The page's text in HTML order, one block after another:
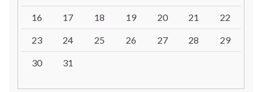
16 17 18 19 20 21 22
23 24 25 26 27 28 29
30 31